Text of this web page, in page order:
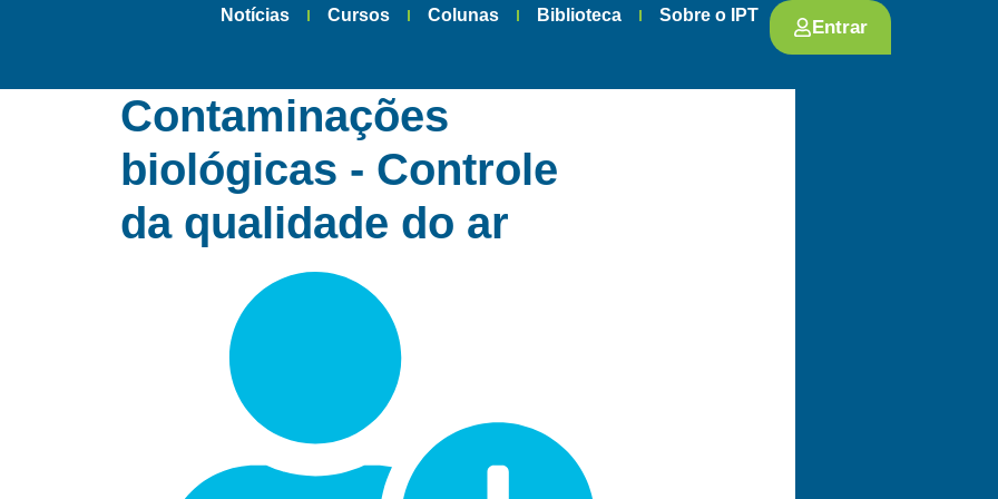
Notícias Cursos Colunas Biblioteca Sobre o IPT
Entrar
Contaminações
biológicas - Controle
da qualidade do ar